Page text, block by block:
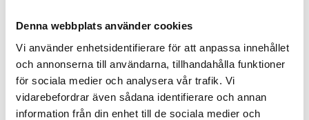
Denna webbplats använder cookies
Vi använder enhetsidentifierare för att anpassa innehållet
och annonserna till användarna, tillhandahålla funktioner
för sociala medier och analysera vår trafik. Vi
vidarebefordrar även sådana identifierare och annan
information från din enhet till de sociala medier och
och dialog varvades med praktiska experiment och
aktiviteter. Programmet innehöllTarmkanalen och
matens väg genom kroppen
Robotprogrammering
och AI , Livsmedelskedjan
Jorden och klimatet
genom tiderna
– ett upplägg som var mycket
uppskattat av såväl elever som pedagoger.